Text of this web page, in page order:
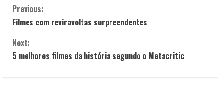
C
o
n
Previous:
Filmes com reviravoltas surpreendentes
Next:
5 melhores filmes da história segundo o Metacritic